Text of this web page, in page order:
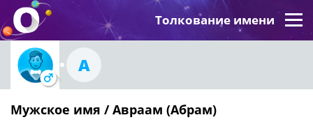
Толкование имени
А
Мужское имя / Авраам (Абрам)